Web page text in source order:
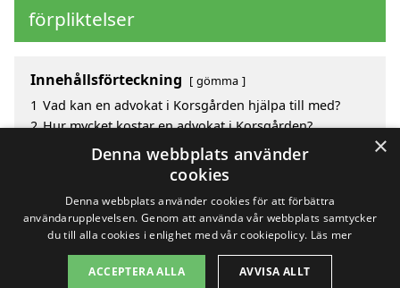
förpliktelser
Innehållsförteckning gömma
1 Vad kan en advokat i Korsgården hjälpa till med?
2 Hur mycket kostar en advokat i Korsgården?
Fördelar med att välja advokat i Korsgården
Sök efter en skicklig advokat i de omgivande
Copyright 2026 - Pilanto Aps
×
Denna webbplats använder
cookies
Denna webbplats använder cookies för att förbättra
användarupplevelsen. Genom att använda vår webbplats samtycker
du till alla cookies i enlighet med vår cookiepolicy. Läs mer
ACCEPTERA ALLA AVVISA ALLT